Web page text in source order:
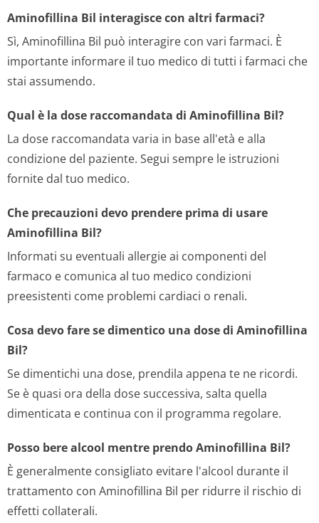
Aminofillina Bil interagisce con altri farmaci?
Sì, Aminofillina Bil può interagire con vari farmaci. È
importante informare il tuo medico di tutti i farmaci che
stai assumendo.
Qual è la dose raccomandata di Aminofillina Bil?
La dose raccomandata varia in base all'età e alla
condizione del paziente. Segui sempre le istruzioni
fornite dal tuo medico.
Che precauzioni devo prendere prima di usare
Aminofillina Bil?
Informati su eventuali allergie ai componenti del
farmaco e comunica al tuo medico condizioni
preesistenti come problemi cardiaci o renali.
Cosa devo fare se dimentico una dose di Aminofillina
Bil?
Se dimentichi una dose, prendila appena te ne ricordi.
Se è quasi ora della dose successiva, salta quella
dimenticata e continua con il programma regolare.
Posso bere alcool mentre prendo Aminofillina Bil?
È generalmente consigliato evitare l'alcool durante il
trattamento con Aminofillina Bil per ridurre il rischio di
effetti collaterali.